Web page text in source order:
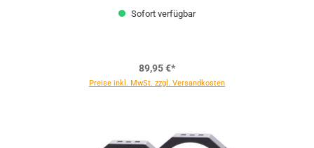
Sofort verfügbar
89,95 €*
Preise inkl. MwSt. zzgl. Versandkosten